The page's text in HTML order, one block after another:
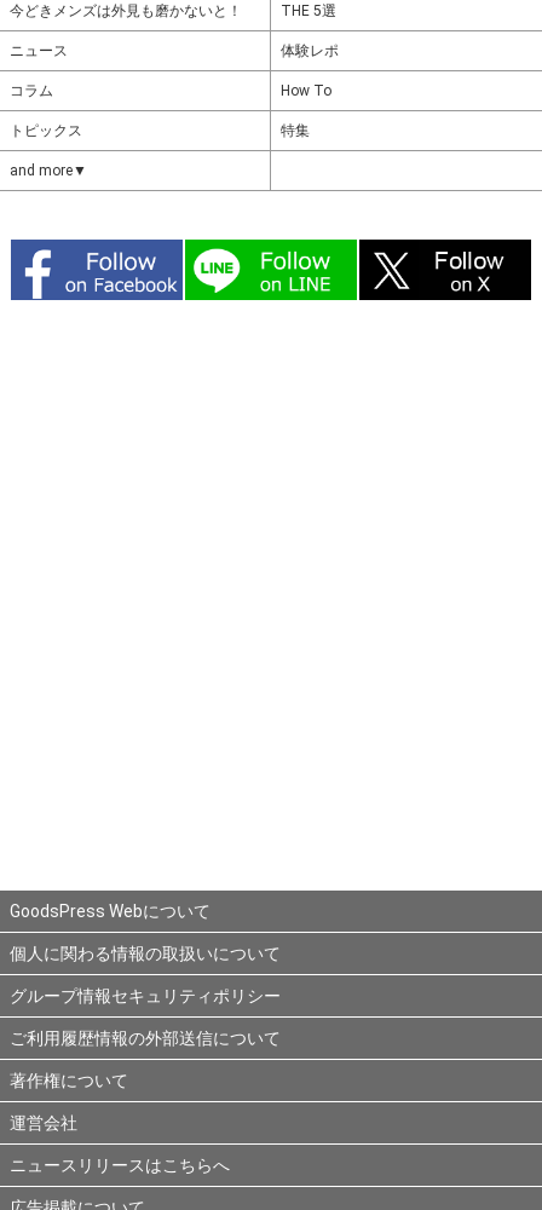
今どきメンズは外見も磨かないと！ THE 5選
ニュース 体験レポ
コラム How To
トピックス 特集
and more▼
GoodsPress Webについて
個人に関わる情報の取扱いについて
グループ情報セキュリティポリシー
ご利用履歴情報の外部送信について
著作権について
運営会社
ニュースリリースはこちらへ